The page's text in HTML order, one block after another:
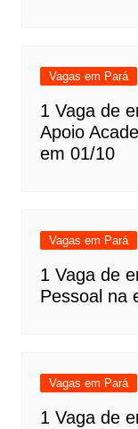
Vagas em Pará
1 Vaga de
Apoio
em 01/10
Vagas em Pará
1 Vaga de
Pessoal na
Vagas em Pará
1 Vaga de